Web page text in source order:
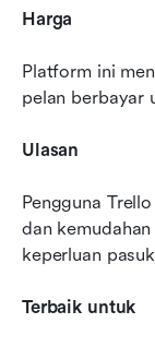
Harga
Platform ini
pelan berbayar
Ulasan
Pengguna
dan
keperluan
Terbaik untuk